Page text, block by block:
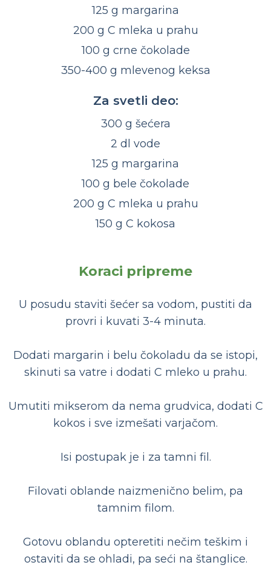
125 g margarina
200 g C mleka u prahu
100 g crne čokolade
350-400 g mlevenog keksa
Za svetli deo:
300 g šećera
2 dl vode
125 g margarina
100 g bele čokolade
200 g C mleka u prahu
150 g C kokosa
Koraci pripreme
U posudu staviti šećer sa vodom, pustiti da
provri i kuvati 3-4 minuta.
Dodati margarin i belu čokoladu da se istopi,
skinuti sa vatre i dodati C mleko u prahu.
Umutiti mikserom da nema grudvica, dodati C
kokos i sve izmešati varjačom.
Isi postupak je i za tamni fil.
Filovati oblande naizmenično belim, pa
tamnim filom.
Gotovu oblandu opteretiti nečim teškim i
ostaviti da se ohladi, pa seći na štanglice.